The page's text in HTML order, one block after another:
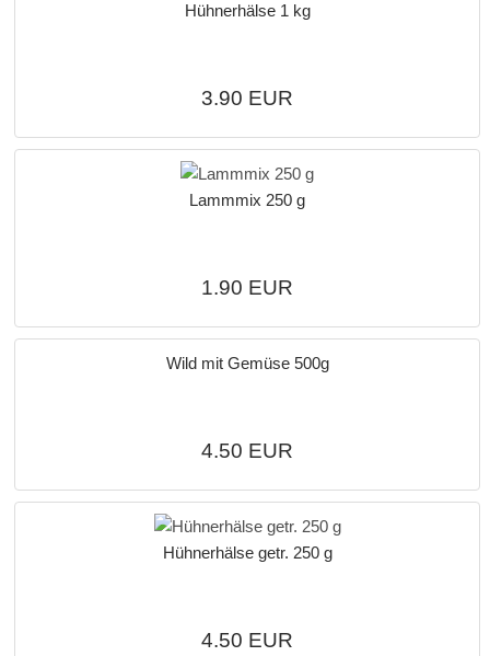
Hühnerhälse 1 kg
3.90 EUR
Lammmix 250 g
1.90 EUR
Wild mit Gemüse 500g
4.50 EUR
Hühnerhälse getr. 250 g
4.50 EUR